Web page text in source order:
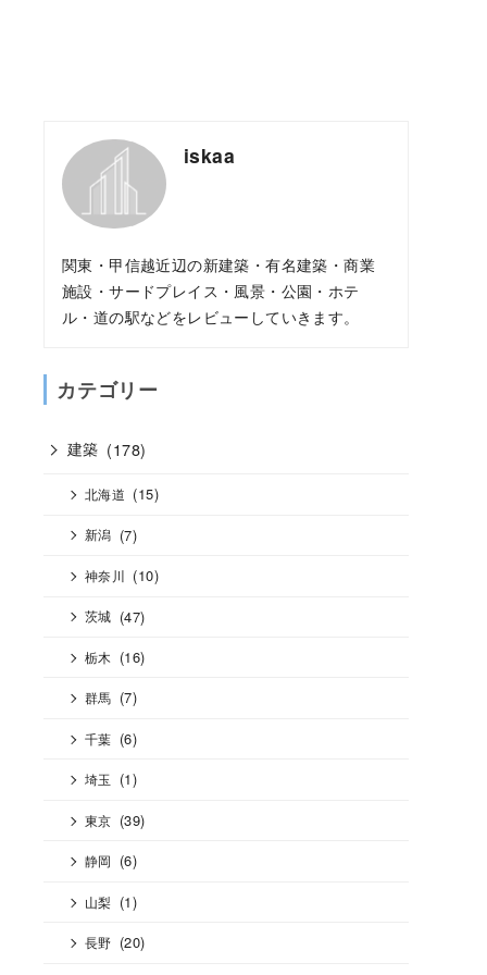
iskaa
関東・甲信越近辺の新建築・有名建築・商業
施設・サードプレイス・風景・公園・ホテ
ル・道の駅などをレビューしていきます。
カテゴリー
建築 (178)
北海道 (15)
新潟 (7)
神奈川 (10)
茨城 (47)
栃木 (16)
群馬 (7)
千葉 (6)
埼玉 (1)
東京 (39)
静岡 (6)
山梨 (1)
長野 (20)